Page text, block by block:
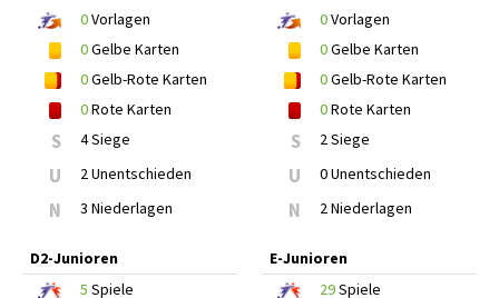
0Vorlagen
0Gelbe Karten
0Gelb-Rote Karten
0Rote Karten
S 4 Siege
U 2 Unentschieden
N 3 Niederlagen
0Vorlagen
0Gelbe Karten
0Gelb-Rote Karten
0Rote Karten
S 2 Siege
U 0 Unentschieden
N 2 Niederlagen
D2-Junioren
5 Spiele
E-Junioren
29Spiele